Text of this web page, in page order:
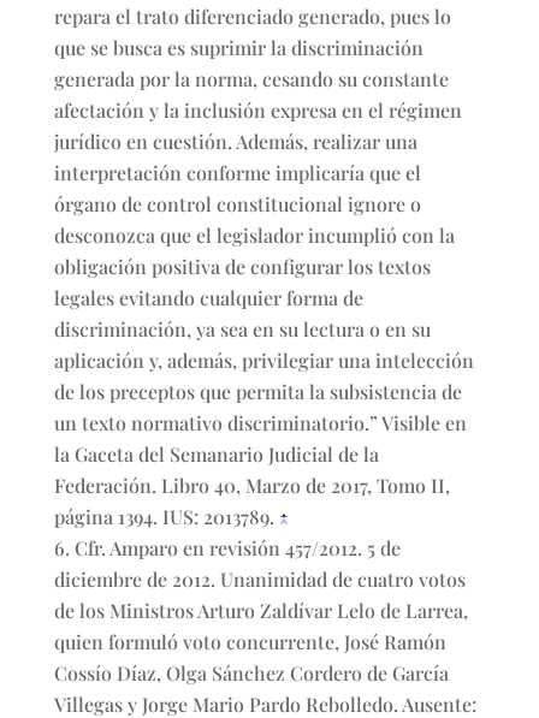
repara el trato diferenciado generado, pues lo
que se busca es suprimir la discriminación
generada por la norma, cesando su constante
afectación y la inclusión expresa en el régimen
jurídico en cuestión. Además, realizar una
interpretación conforme implicaría que el
órgano de control constitucional ignore o
desconozca que el legislador incumplió con la
obligación positiva de configurar los textos
legales evitando cualquier forma de
discriminación, ya sea en su lectura o en su
aplicación y, además, privilegiar una intelección
de los preceptos que permita la subsistencia de
un texto normativo discriminatorio.” Visible en
la Gaceta del Semanario Judicial de la
Federación. Libro 40, Marzo de 2017, Tomo II,
página 1394. IUS: 2013789. ↑
Cfr. Amparo en revisión 457/2012. 5 de
diciembre de 2012. Unanimidad de cuatro votos
de los Ministros Arturo Zaldívar Lelo de Larrea,
quien formuló voto concurrente, José Ramón
Cossío Díaz, Olga Sánchez Cordero de García
Villegas y Jorge Mario Pardo Rebolledo. Ausente: